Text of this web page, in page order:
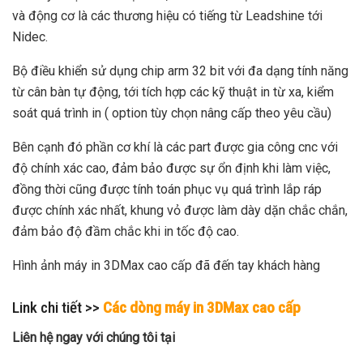
và động cơ là các thương hiệu có tiếng từ Leadshine tới
Nidec.
Bộ điều khiển sử dụng chip arm 32 bit với đa dạng tính năng
từ cân bàn tự động, tới tích hợp các kỹ thuật in từ xa, kiểm
soát quá trình in ( option tùy chọn nâng cấp theo yêu cầu)
Bên cạnh đó phần cơ khí là các part được gia công cnc với
độ chính xác cao, đảm bảo được sự ổn định khi làm việc,
đồng thời cũng được tính toán phục vụ quá trình lắp ráp
được chính xác nhất, khung vỏ được làm dày dặn chắc chắn,
đảm bảo độ đầm chắc khi in tốc độ cao.
Hình ảnh máy in 3DMax cao cấp đã đến tay khách hàng
Link chi tiết >> Các dòng máy in 3DMax cao cấp
Liên hệ ngay với chúng tôi tại